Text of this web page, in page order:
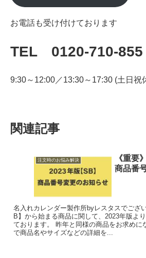
お電話も受け付けております
TEL 0120-710-855
9:30～12:00／13:30～17:30 (土日祝
関連記事
注文時のお悩み解決
《重要
商品番
名入れカレンダー製作所byレスタスでござ
B】から始まる商品に関して、2023年版よ
ております。 昨年と同様の商品をお求めに
で商品名やサイズなどの詳細を...